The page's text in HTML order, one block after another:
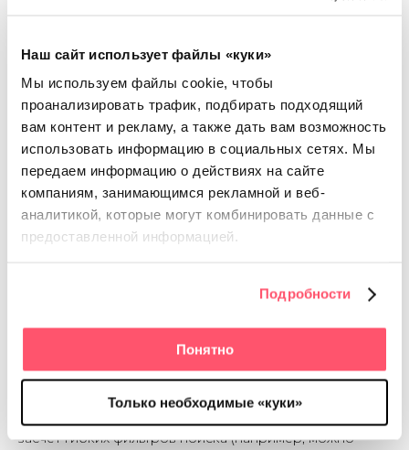
Наш сайт использует файлы «куки»
Мы используем файлы cookie, чтобы
проанализировать трафик, подбирать подходящий
вам контент и рекламу, а также дать вам возможность
использовать информацию в социальных сетях. Мы
передаем информацию о действиях на сайте
компаниям, занимающимся рекламной и веб-
аналитикой, которые могут комбинировать данные с
предоставленной информацией.
Подробности
Понятно
Только необходимые «куки»
Ориентация в справочнике максимально удобная -
засчет гибких фильтров поиска (например, можно